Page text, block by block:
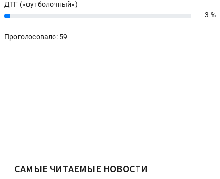
ДТГ («футболочный»)
3% 3 %
Проголосовало: 59
САМЫЕ ЧИТАЕМЫЕ НОВОСТИ